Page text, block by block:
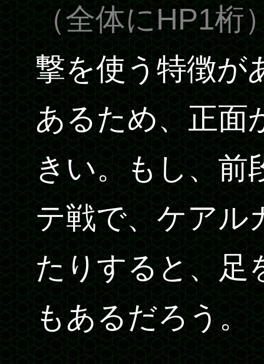
（全体にHP1桁
撃を使う特徴が
あるため、正面
きい。もし、前
テ戦で、ケアル
たりすると、足
もあるだろう。